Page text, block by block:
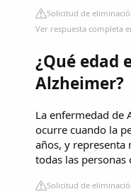
Solicitud de
Ver respuesta completa
¿Qué edad
Alzheimer?
La enfermedad de
ocurre cuando la
años, y representa
todas las personas
Solicitud de